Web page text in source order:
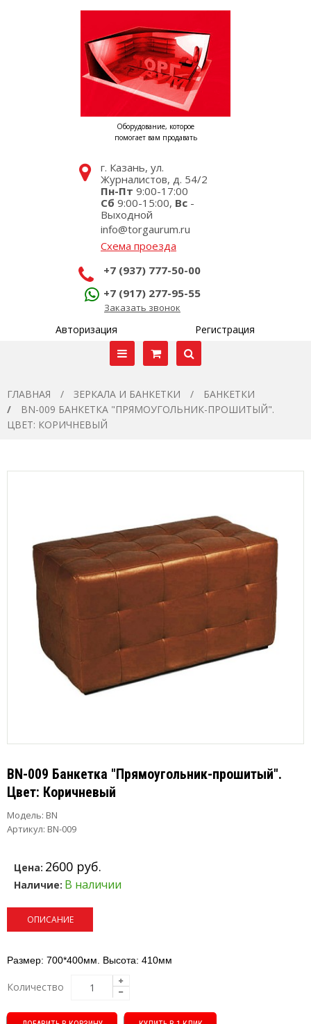
Оборудование, которое
помогает вам продавать
г. Казань, ул.
Журналистов, д. 54/2
Пн-Пт 9:00-17:00
Сб 9:00-15:00, Вс -
Выходной
info@torgaurum.ru
Схема проезда
+7 (937) 777-50-00
+7 (917) 277-95-55
Заказать звонок
Авторизация Регистрация
ГЛАВНАЯ ЗЕРКАЛА И БАНКЕТКИ
БАНКЕТКИ
BN-009 БАНКЕТКА "ПРЯМОУГОЛЬНИК-ПРОШИТЫЙ".
ЦВЕТ: КОРИЧНЕВЫЙ
BN-009 Банкетка "Прямоугольник-прошитый".
Цвет: Коричневый
Модель: BN
Артикул: BN-009
Цена: 2600 руб.
Наличие: В наличии
ОПИСАНИЕ
Размер: 700*400мм. Высота: 410мм
Количество